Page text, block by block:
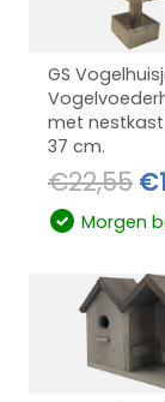
GS
met nestkast
37 cm.
€22,55 €
Morgen